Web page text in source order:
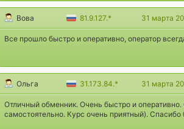
Вова 81.9.127.* 31 марта
Все прошло быстро и оперативно, оператор
Ольга 31.173.84.* 31 марта
Отличный обменник. Очень быстро и
самостоятельно. Курс очень приятный).